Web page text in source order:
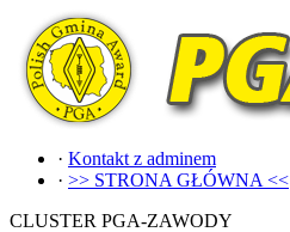
· Kontakt z adminem
· >> STRONA GŁÓWNA <<
CLUSTER PGA-ZAWODY